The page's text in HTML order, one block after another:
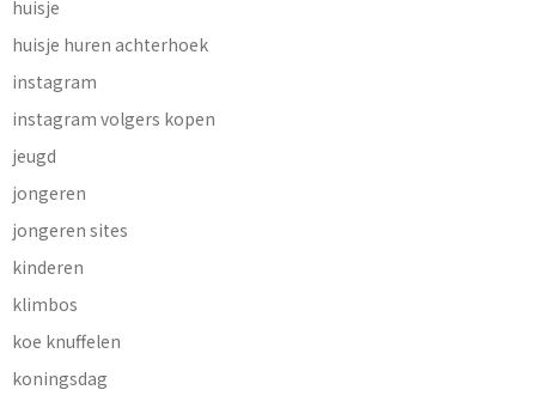
huisje
huisje huren achterhoek
instagram
instagram volgers kopen
jeugd
jongeren
jongeren sites
kinderen
klimbos
koe knuffelen
koningsdag